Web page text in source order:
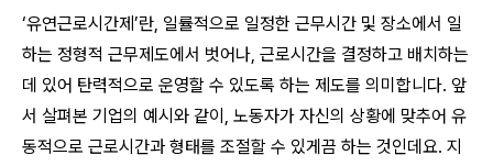
‘유연근로시간제’란, 일률적으로 일정한 근무시간 및 장소에서 일
하는 정형적 근무제도에서 벗어나, 근로시간을 결정하고 배치하는
데 있어 탄력적으로 운영할 수 있도록 하는 제도를 의미합니다. 앞
서 살펴본 기업의 예시와 같이, 노동자가 자신의 상황에 맞추어 유
동적으로 근로시간과 형태를 조절할 수 있게끔 하는 것인데요. 지